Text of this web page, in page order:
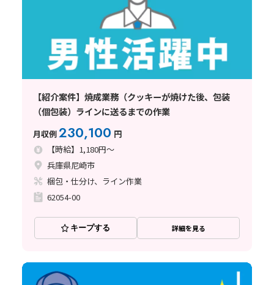
【紹介案件】焼成業務（クッキーが焼けた後、包装
（個包装）ラインに送るまでの作業
月収例230,100 円
【時給】1,180円～
兵庫県尼崎市
梱包・仕分け、ライン作業
62054-00
キープする 詳細を見る